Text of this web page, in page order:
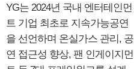
YG는 2024년 국내 엔터테인먼
트 기업 최초로 지속가능공연
을 선언하며 온실가스 관리, 공
연 접근성 향상, 팬 인게이지먼